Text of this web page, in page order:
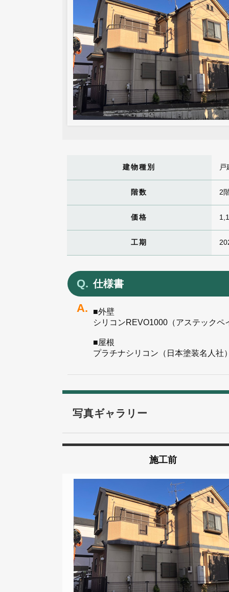
建物種別 戸
階数 2
価格
工期
仕様書
■外壁
シリコンREVO1000（アステックペ
■屋根
プラチナシリコン（日本塗装名人社
写真ギャラリー
施工前